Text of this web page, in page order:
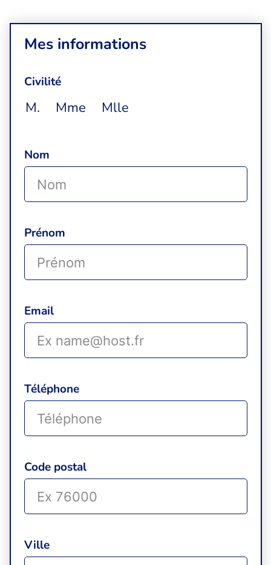
Mes informations
Civilité
M. Mme Mlle
Nom
Prénom
Email
Téléphone
Code postal
Ville